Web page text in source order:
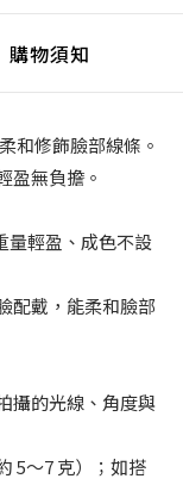
購物須知
和修飾臉部線條。
盈無負擔。
量輕盈、成色不設
配戴，能柔和臉部
攝的光線、角度與
5～7 克）；如搭